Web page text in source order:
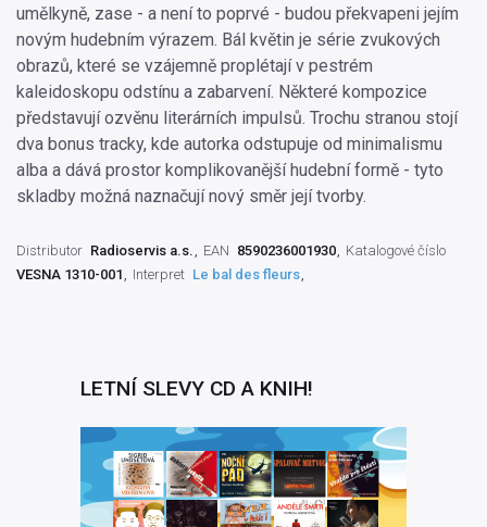
umělkyně, zase - a není to poprvé - budou překvapeni jejím
novým hudebním výrazem. Bál květin je série zvukových
obrazů, které se vzájemně proplétají v pestrém
kaleidoskopu odstínu a zabarvení. Některé kompozice
představují ozvěnu literárních impulsů. Trochu stranou stojí
dva bonus tracky, kde autorka odstupuje od minimalismu
alba a dává prostor komplikovanější hudební formě - tyto
skladby možná naznačují nový směr její tvorby.
Distributor Radioservis a.s. EAN 8590236001930
Katalogové číslo
VESNA 1310-001
Interpret Le bal des fleurs
LETNÍ SLEVY CD A KNIH!